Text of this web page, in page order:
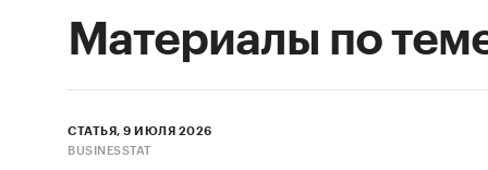
Материалы по
СТАТЬЯ, 9 ИЮЛЯ 2026
BUSINESSTAT